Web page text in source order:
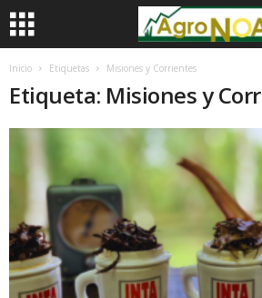
Inicio Etiquetas Misiones y Corrientes
Etiqueta: Misiones y